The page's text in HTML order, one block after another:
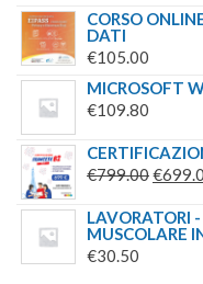
CORSO
DATI
€105.00
MICROSOFT
€109.80
€799.00IL
€
LAVORATORI
MUSCOLARE
€30.50